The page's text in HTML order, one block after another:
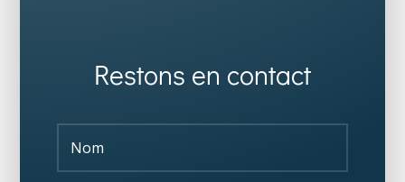
Restons en contact